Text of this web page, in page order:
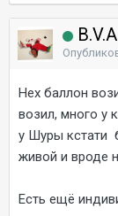
B.V.A
Нех баллон
возил, много у
у Шуры кстати
живой и вроде
Есть ещё